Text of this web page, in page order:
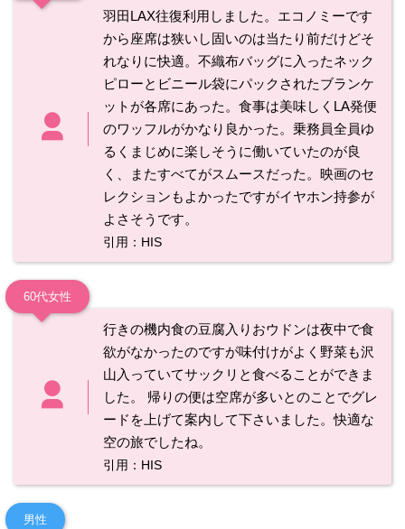
羽田LAX往復利用しました。エコノミーです
から座席は狭いし固いのは当たり前だけどそ
れなりに快適。不織布バッグに入ったネック
ピローとビニール袋にパックされたブランケ
ットが各席にあった。食事は美味しくLA発便
のワッフルがかなり良かった。乗務員全員ゆ
るくまじめに楽しそうに働いていたのが良
く、またすべてがスムースだった。映画のセ
レクションもよかったですがイヤホン持参が
よさそうです。
引用：HIS
60代女性
行きの機内食の豆腐入りおウドンは夜中で食
欲がなかったのですが味付けがよく野菜も沢
山入っていてサックリと食べることができま
した。 帰りの便は空席が多いとのことでグレ
ードを上げて案内して下さいました。快適な
空の旅でしたね。
引用：HIS
男性